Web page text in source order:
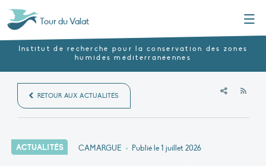
Tour du Valat
Institut de recherche pour la conservation des zones
humides méditerranéennes
RETOUR AUX ACTUALITÉS
ACTUALITÉS CAMARGUE • Publié le1 juillet 2026